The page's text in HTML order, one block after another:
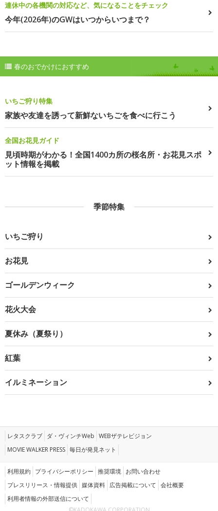
連休中の各機関の対応など、気になることをチェック
今年(2026年)のGWはいつからいつまで？
春のおでかけにおすすめ
いちご狩り特集
家族や友達を誘って新鮮ないちごを食べに行こう
全国お花見ガイド
見頃時期がわかる！全国1400カ所の桜名所・お花見スポ
ット情報を掲載
季節特集
いちご狩り
お花見
ゴールデンウィーク
花火大会
夏休み（夏祭り）
紅葉
イルミネーション
レタスクラブ ダ・ヴィンチWeb WEBザテレビジョン
MOVIE WALKER PRESS 毎日が発見ネット
利用規約 プライバシーポリシー 推奨環境 お問い合わせ
プレスリリース・情報提供 媒体資料 広告掲載について 会社概要
利用者情報の外部送信について